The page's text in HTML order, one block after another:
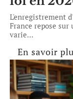
L'enregistrement
France repose
varie…
En savoir